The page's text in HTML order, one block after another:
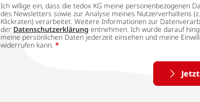
Ich willige ein, dass die tedox KG meine personenbezogenen
des Newsletters sowie zur Analyse meines Nutzerverhaltens
Klickraten) verarbeitet. Weitere Informationen zur
der Datenschutzerklärung entnehmen. Ich wurde darauf
meine persönlichen Daten jederzeit einsehen und meine
widerrufen kann. *